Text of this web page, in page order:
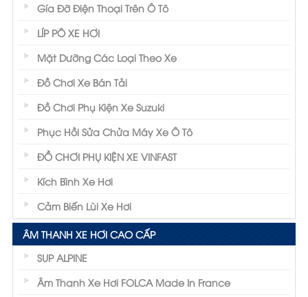
Gía Đỡ Điện Thoại Trên Ô Tô
LÍP PÔ XE HƠI
Mặt Dưỡng Các Loại Theo Xe
Đồ Chơi Xe Bán Tải
Đồ Chơi Phụ Kiện Xe Suzuki
Phục Hồi Sửa Chửa Máy Xe Ô Tô
ĐỒ CHƠI PHỤ KIỆN XE VINFAST
Kích Bình Xe Hơi
Cảm Biến Lùi Xe Hơi
ÂM THANH XE HƠI CAO CẤP
SUP ALPINE
Âm Thanh Xe Hơi FOLCA Made In France